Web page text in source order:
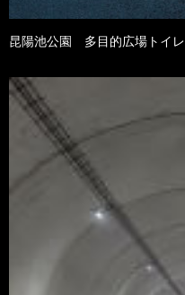
昆陽池公園 多目的広場トイレ